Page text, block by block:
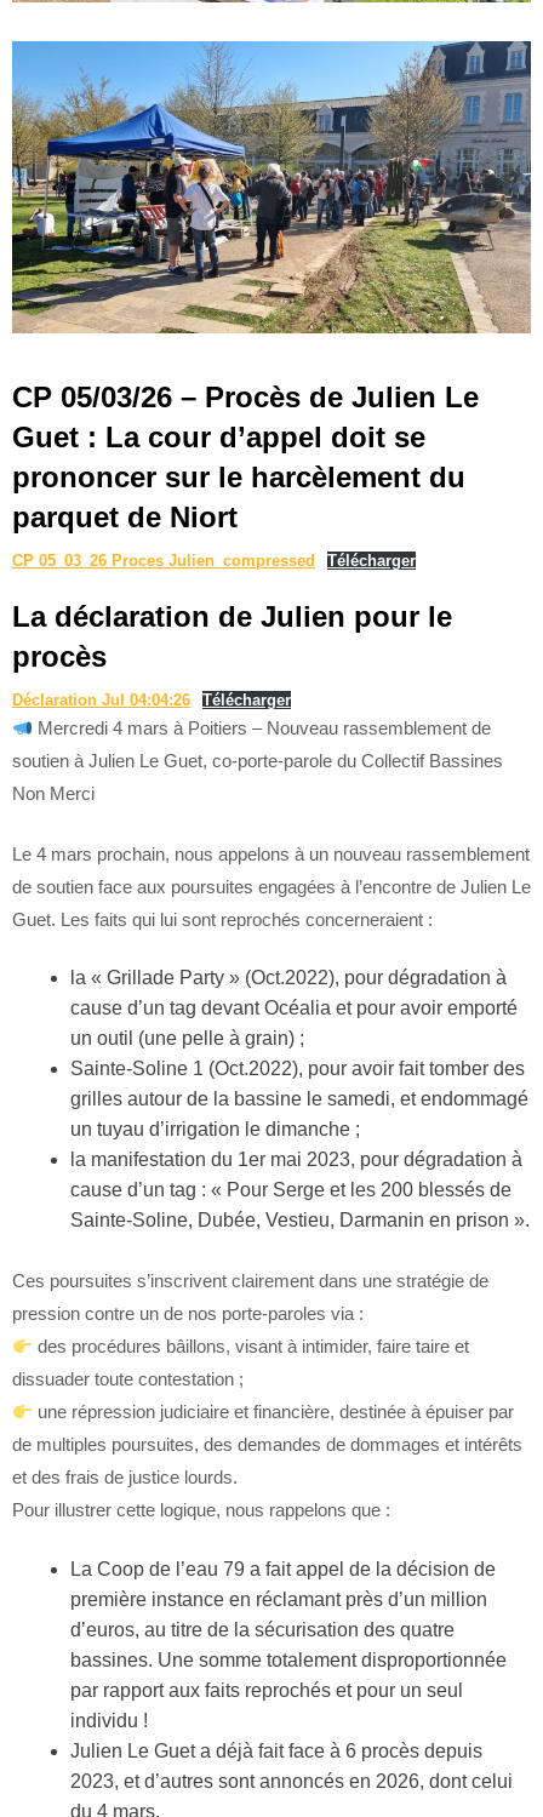
CP 05/03/26 – Procès de Julien Le
Guet : La cour d’appel doit se
prononcer sur le harcèlement du
parquet de Niort
CP 05_03_26 Proces Julien_compressed Télécharger
La déclaration de Julien pour le
procès
Déclaration Jul 04:04:26 Télécharger
Mercredi 4 mars à Poitiers – Nouveau rassemblement de
soutien à Julien Le Guet, co-porte-parole du Collectif Bassines
Non Merci
Le 4 mars prochain, nous appelons à un nouveau rassemblement
de soutien face aux poursuites engagées à l’encontre de Julien Le
Guet. Les faits qui lui sont reprochés concerneraient :
la « Grillade Party » (Oct.2022), pour dégradation à
cause d’un tag devant Océalia et pour avoir emporté
un outil (une pelle à grain) ;
Sainte-Soline 1 (Oct.2022), pour avoir fait tomber des
grilles autour de la bassine le samedi, et endommagé
un tuyau d’irrigation le dimanche ;
la manifestation du 1er mai 2023, pour dégradation à
cause d’un tag : « Pour Serge et les 200 blessés de
Sainte-Soline, Dubée, Vestieu, Darmanin en prison ».
Ces poursuites s’inscrivent clairement dans une stratégie de
pression contre un de nos porte-paroles via :
des procédures bâillons, visant à intimider, faire taire et
dissuader toute contestation ;
une répression judiciaire et financière, destinée à épuiser par
de multiples poursuites, des demandes de dommages et intérêts
et des frais de justice lourds.
Pour illustrer cette logique, nous rappelons que :
La Coop de l’eau 79 a fait appel de la décision de
première instance en réclamant près d’un million
d’euros, au titre de la sécurisation des quatre
bassines. Une somme totalement disproportionnée
par rapport aux faits reprochés et pour un seul
individu !
Julien Le Guet a déjà fait face à 6 procès depuis
2023, et d’autres sont annoncés en 2026, dont celui
du 4 mars.